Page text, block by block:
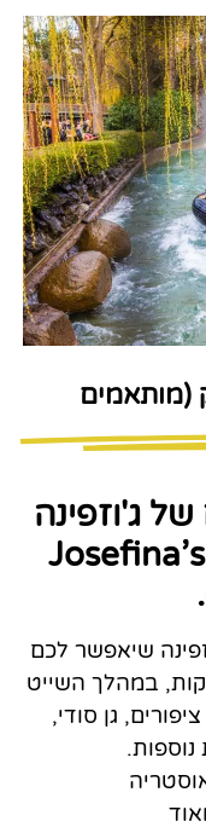
(מותאמים
ג'וזפינה
ג'וזפינה שיאפשר לכם
לשייט קסום במשך 8:00 דקות, במהלך השייט
גן סודי,